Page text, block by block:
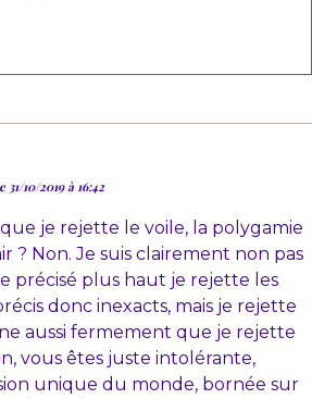
31/10/2019 à 16:42
je rejette le voile, la polygamie
? Non. Je suis clairement non pas
précisé plus haut je rejette les
donc inexacts, mais je rejette
aussi fermement que je rejette
vous êtes juste intolérante,
unique du monde, bornée sur